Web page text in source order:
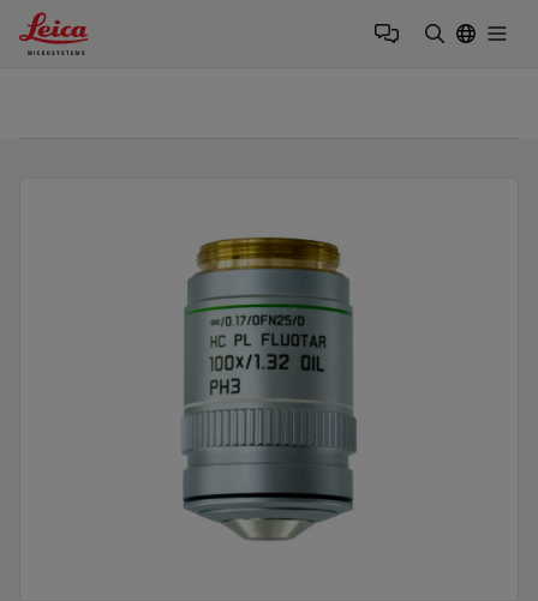
Leica Microsystems Logo